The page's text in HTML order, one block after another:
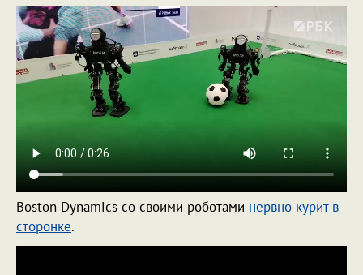
Boston Dynamics со своими роботами нервно курит в
сторонке.